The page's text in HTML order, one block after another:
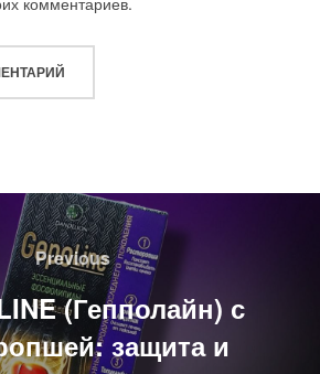
Previous
Previous
(Гепполайн) с
защита и